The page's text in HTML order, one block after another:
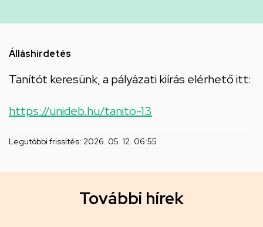
feladatellátási
hely
Álláshirdetés
Tanítót keresünk, a pályázati kiírás elérhető itt:
https://unideb.hu/tanito-13
Legutóbbi frissítés: 2026. 05. 12. 06:55
További hírek